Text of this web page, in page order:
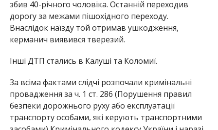
збив 40-річного чоловіка. Останній переходив
дорогу за межами пішохідного переходу.
Внаслідок наїзду той отримав ушкодження,
керманич виявився тверезий.
Інші ДТП стались в Калуші та Коломиї.
За всіма фактами слідчі розпочали кримінальні
провадження за ч. 1 ст. 286 (Порушення правил
безпеки дорожнього руху або експлуатації
транспорту особами, які керують транспортними